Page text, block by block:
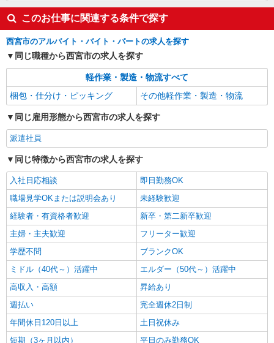
このお仕事に関連する条件で探す
西宮市のアルバイト・バイト・パートの求人を探す
同じ職種から西宮市の求人を探す
軽作業・製造・物流すべて
梱包・仕分け・ピッキング
その他軽作業・製造・物流
同じ雇用形態から西宮市の求人を探す
派遣社員
同じ特徴から西宮市の求人を探す
入社日応相談
即日勤務OK
職場見学OKまたは説明会あり
未経験歓迎
経験者・有資格者歓迎
新卒・第二新卒歓迎
主婦・主夫歓迎
フリーター歓迎
学歴不問
ブランクOK
ミドル（40代～）活躍中
エルダー（50代～）活躍中
高収入・高額
昇給あり
週払い
完全週休2日制
年間休日120日以上
土日祝休み
短期（3ヶ月以内）
平日のみ勤務OK